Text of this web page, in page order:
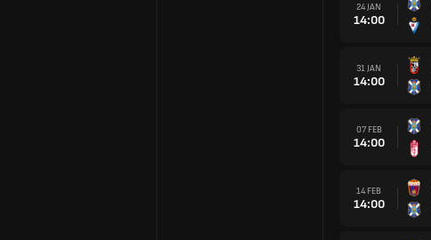
24 JAN
14:00
31 JAN
14:00
07 FEB
14:00
14 FEB
14:00